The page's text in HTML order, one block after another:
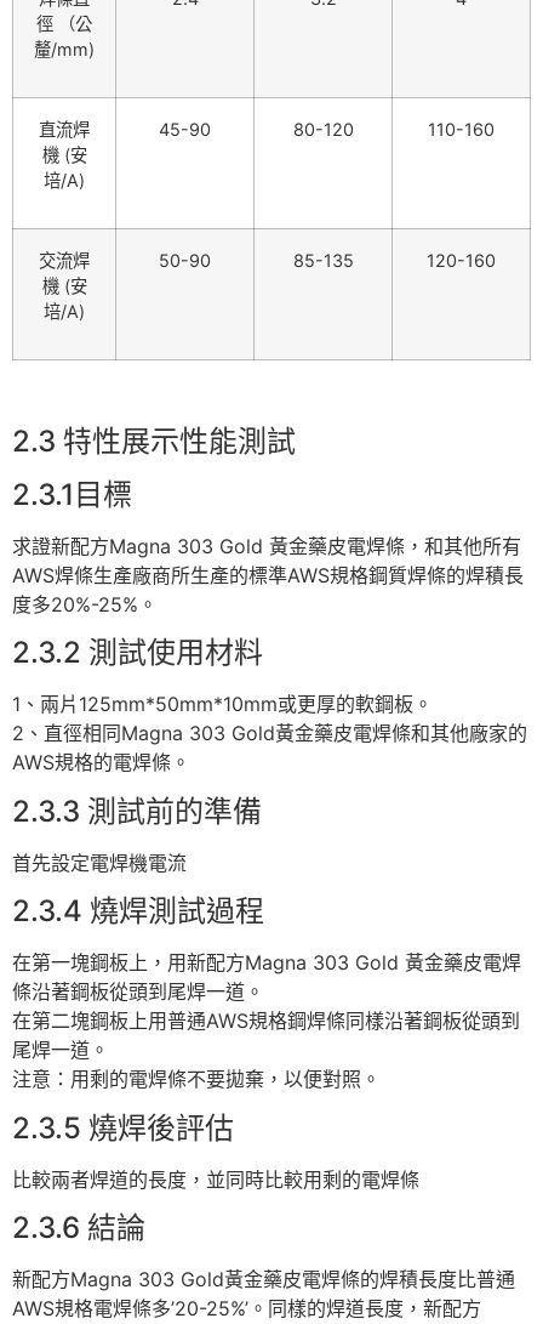
徑 （公
釐/mm)
直流焊
機 (安
培/A)
45-90 80-120 110-160
交流焊
機 (安
培/A)
50-90 85-135 120-160
2.3 特性展示性能測試
2.3.1目標
求證新配方Magna 303 Gold 黃金藥皮電焊條，和其他所有
AWS焊條生產廠商所生產的標準AWS規格鋼質焊條的焊積長
度多20%-25%。
2.3.2 測試使用材料
1、兩片125mm*50mm*10mm或更厚的軟鋼板。
2、直徑相同Magna 303 Gold黃金藥皮電焊條和其他廠家的
AWS規格的電焊條。
2.3.3 測試前的準備
首先設定電焊機電流
2.3.4 燒焊測試過程
在第一塊鋼板上，用新配方Magna 303 Gold 黃金藥皮電焊
條沿著鋼板從頭到尾焊一道。
在第二塊鋼板上用普通AWS規格鋼焊條同樣沿著鋼板從頭到
尾焊一道。
注意：用剩的電焊條不要拋棄，以便對照。
2.3.5 燒焊後評估
比較兩者焊道的長度，並同時比較用剩的電焊條
2.3.6 結論
新配方Magna 303 Gold黃金藥皮電焊條的焊積長度比普通
AWS規格電焊條多’20-25%’。同樣的焊道長度，新配方